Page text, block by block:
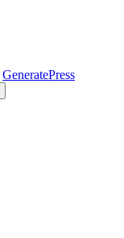
GeneratePress